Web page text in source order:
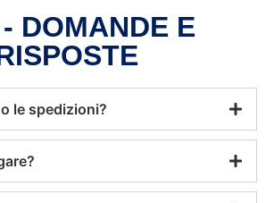
DOMANDE E
le spedizioni?